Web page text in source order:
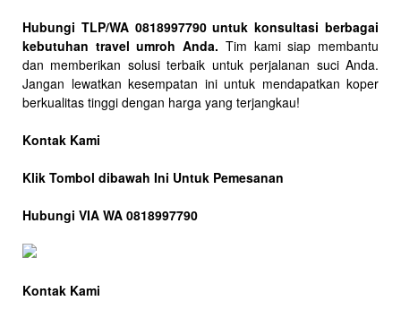
Hubungi TLP/WA 0818997790 untuk konsultasi berbagai
kebutuhan travel umroh Anda. Tim kami siap membantu
dan memberikan solusi terbaik untuk perjalanan suci Anda.
Jangan lewatkan kesempatan ini untuk mendapatkan koper
berkualitas tinggi dengan harga yang terjangkau!
Kontak Kami
Klik Tombol dibawah Ini Untuk Pemesanan
Hubungi VIA WA 0818997790
Kontak Kami